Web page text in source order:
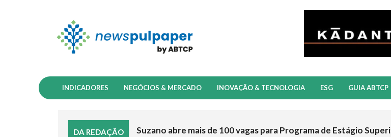
INDICADORES NEGÓCIOS & MERCADO INOVAÇÃO & TECNOLOGIA ESG GUIA ABTCP
DA REDAÇÃO Suzano abre mais de 100 vagas para Programa de Estágio